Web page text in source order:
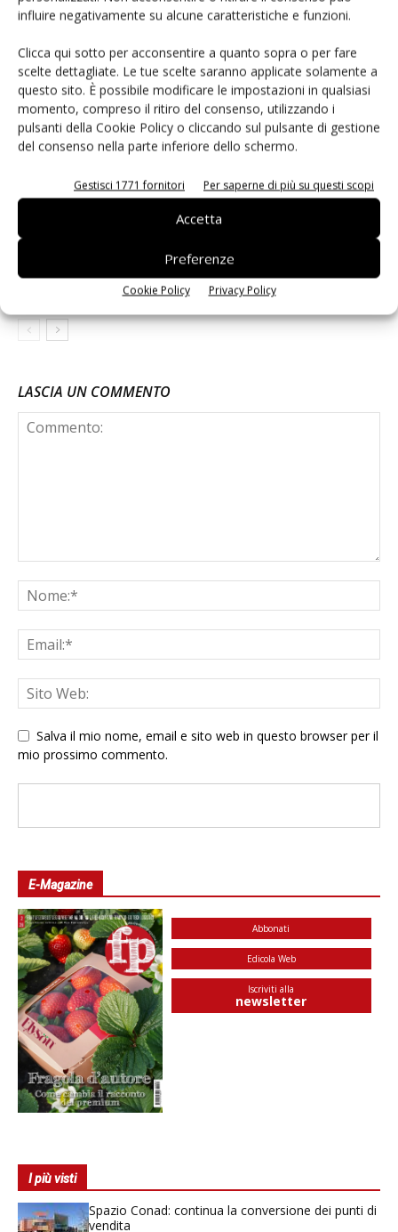
influire negativamente su alcune caratteristiche e funzioni.
Clicca qui sotto per acconsentire a quanto sopra o per fare
scelte dettagliate. Le tue scelte saranno applicate solamente a
questo sito. È possibile modificare le impostazioni in qualsiasi
momento, compreso il ritiro del consenso, utilizzando i
pulsanti della Cookie Policy o cliccando sul pulsante di gestione
del consenso nella parte inferiore dello schermo.
Gestisci 1771 fornitori Per saperne di più su questi scopi
Accetta
Preferenze
Cookie Policy Privacy Policy
Articoli correlati
Non è una susina: è Metis… e può
rivoluzionare la categoria
Catalytic Generators: l’etilene affidabile
sostiene il boom dell’avocado
LASCIA UN COMMENTO
Salva il mio nome, email e sito web in questo browser per il
mio prossimo commento.
E-Magazine
Abbonati
Edicola Web
Iscriviti alla
newsletter
I più visti
Spazio Conad: continua la conversione dei punti di
vendita